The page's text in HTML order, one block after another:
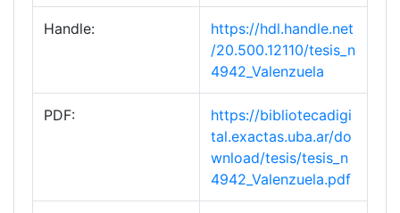
Handle:
https://hdl.handle.net
/20.500.12110/tesis_n
4942_Valenzuela
PDF:
https://bibliotecadigi
tal.exactas.uba.ar/do
wnload/tesis/tesis_n
4942_Valenzuela.pdf